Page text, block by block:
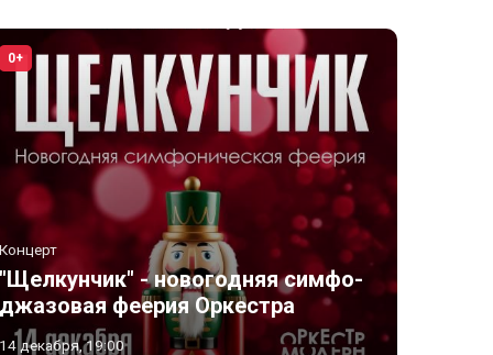
0+
Концерт
"Щелкунчик" - новогодняя симфо-
джазовая феерия Оркестра
"Модерн"
14 декабря, 19:00